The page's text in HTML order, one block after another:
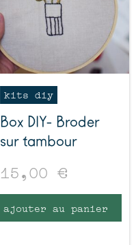
kits diy
Box DIY- Broder
sur tambour
15,00 €
ajouter au panier